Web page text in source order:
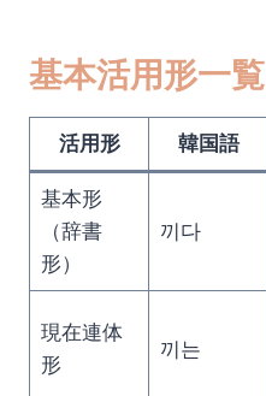
基本活用形一覧
活用形 韓国語
基本形
（辞書
形）
끼다
現在連体
形
끼는